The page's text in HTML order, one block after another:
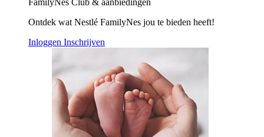
FamilyNes Club & aanbiedingen
Ontdek wat Nestlé FamilyNes jou te bieden heeft!
Inloggen Inschrijven